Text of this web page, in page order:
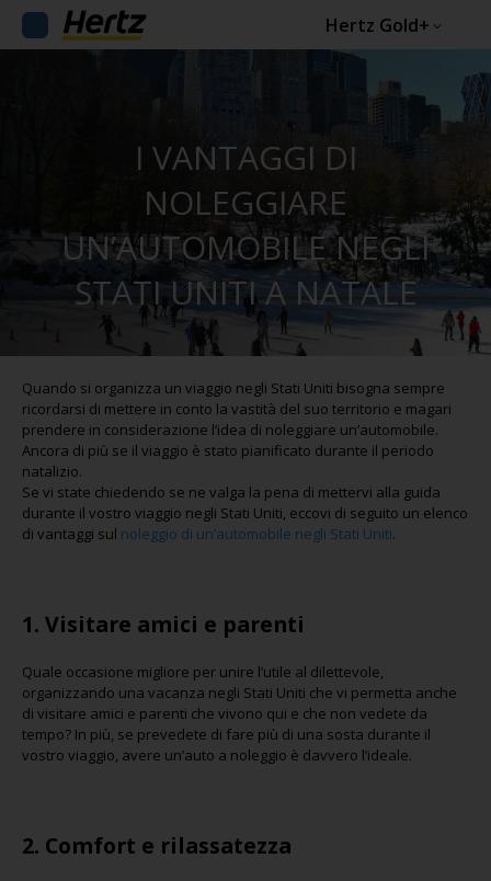
Hertz Gold+
I VANTAGGI DI
NOLEGGIARE
UN’AUTOMOBILE NEGLI
STATI UNITI A NATALE
Quando si organizza un viaggio negli Stati Uniti bisogna sempre
ricordarsi di mettere in conto la vastità del suo territorio e magari
prendere in considerazione l’idea di noleggiare un’automobile.
Ancora di più se il viaggio è stato pianificato durante il periodo
natalizio.
Se vi state chiedendo se ne valga la pena di mettervi alla guida
durante il vostro viaggio negli Stati Uniti, eccovi di seguito un elenco
di vantaggi sul noleggio di un’automobile negli Stati Uniti.
1. Visitare amici e parenti
Quale occasione migliore per unire l’utile al dilettevole,
organizzando una vacanza negli Stati Uniti che vi permetta anche
di visitare amici e parenti che vivono qui e che non vedete da
tempo? In più, se prevedete di fare più di una sosta durante il
vostro viaggio, avere un’auto a noleggio è davvero l’ideale.
2. Comfort e rilassatezza